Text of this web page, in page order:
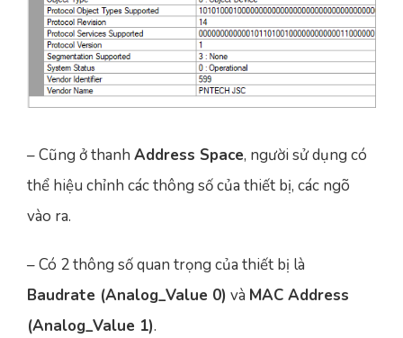
– Cũng ở thanh Address Space, người sử dụng có
thể hiệu chỉnh các thông số của thiết bị, các ngõ
vào ra.
– Có 2 thông số quan trọng của thiết bị là
Baudrate (Analog_Value 0) và MAC Address
(Analog_Value 1).